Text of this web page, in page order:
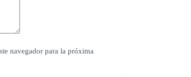
navegador para la próxima